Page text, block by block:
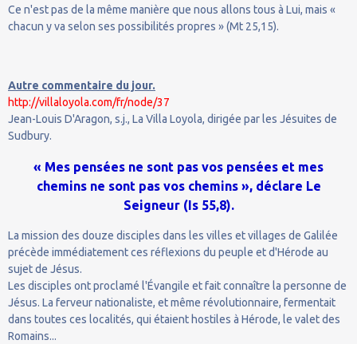
Ce n'est pas de la même manière que nous allons tous à Lui, mais «
chacun y va selon ses possibilités propres » (Mt 25,15).
Autre commentaire du jour.
http://villaloyola.com/fr/node/37
Jean-Louis D'Aragon, s.j., La Villa Loyola, dirigée par les Jésuites de
Sudbury.
« Mes pensées ne sont pas vos pensées et mes
chemins ne sont pas vos chemins », déclare Le
Seigneur (Is 55,8).
La mission des douze disciples dans les villes et villages de Galilée
précède immédiatement ces réflexions du peuple et d'Hérode au
sujet de Jésus.
Les disciples ont proclamé l'Évangile et fait connaître la personne de
Jésus. La ferveur nationaliste, et même révolutionnaire, fermentait
dans toutes ces localités, qui étaient hostiles à Hérode, le valet des
Romains...